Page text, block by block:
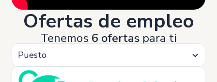
Ofertas de empleo
Tenemos 6 ofertaspara ti
Puesto